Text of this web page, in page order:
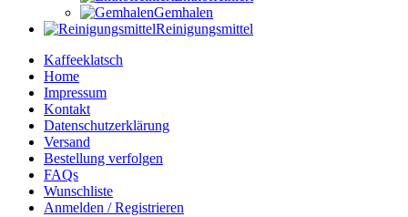
Gemhalen
Reinigungsmittel
Kaffeeklatsch
Home
Impressum
Kontakt
Datenschutzerklärung
Versand
Bestellung verfolgen
FAQs
Wunschliste
Anmelden / Registrieren